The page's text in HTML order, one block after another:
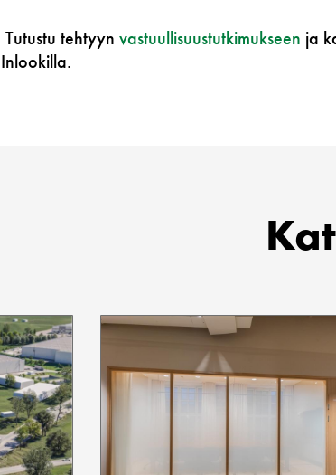
Tutustu tehtyyn vastuullisuustutkimukseen ja
Inlookilla.